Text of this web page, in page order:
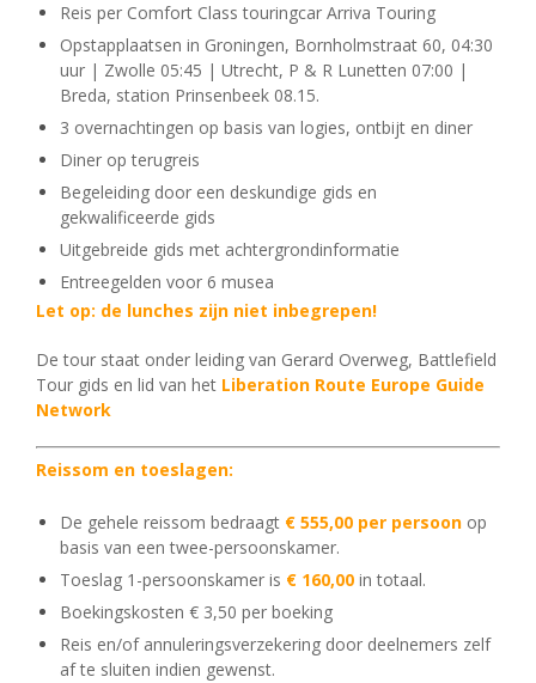
Reis per Comfort Class touringcar Arriva Touring
Opstapplaatsen in Groningen, Bornholmstraat 60, 04:30
uur | Zwolle 05:45 | Utrecht, P & R Lunetten 07:00 |
Breda, station Prinsenbeek 08.15.
3 overnachtingen op basis van logies, ontbijt en diner
Diner op terugreis
Begeleiding door een deskundige gids en
gekwalificeerde gids
Uitgebreide gids met achtergrondinformatie
Entreegelden voor 6 musea
Let op: de lunches zijn niet inbegrepen!
De tour staat onder leiding van Gerard Overweg, Battlefield
Tour gids en lid van het Liberation Route Europe Guide
Network
Reissom en toeslagen:
De gehele reissom bedraagt € 555,00 per persoon op
basis van een twee-persoonskamer.
Toeslag 1-persoonskamer is € 160,00 in totaal.
Boekingskosten € 3,50 per boeking
Reis en/of annuleringsverzekering door deelnemers zelf
af te sluiten indien gewenst.